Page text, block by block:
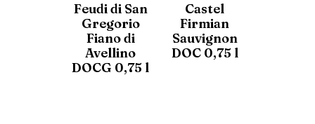
Feudi di San
Gregorio
Fiano di
Avellino
DOCG 0,75 l
Castel
Firmian
Sauvignon
DOC 0,75 l